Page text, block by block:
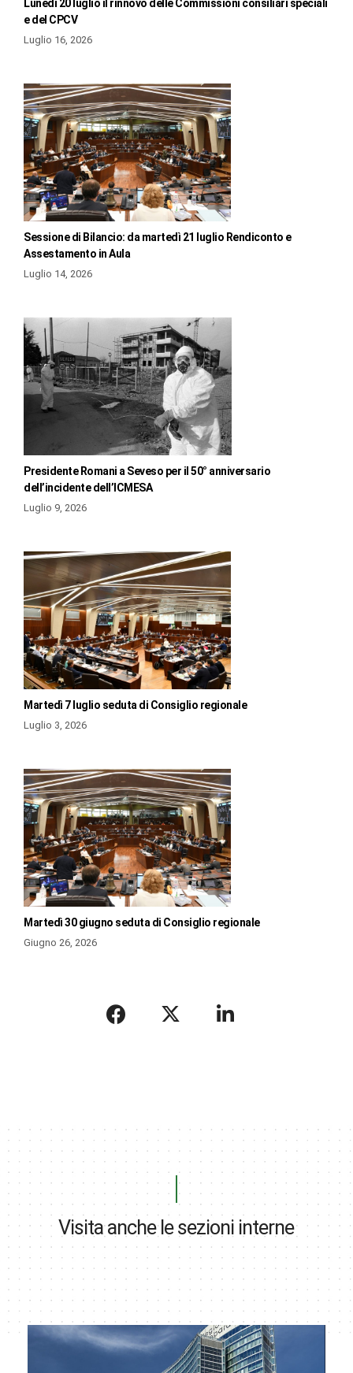
Lunedì 20 luglio il rinnovo delle Commissioni consiliari speciali
e del CPCV
Luglio 16, 2026
Sessione di Bilancio: da martedì 21 luglio Rendiconto e
Assestamento in Aula
Luglio 14, 2026
Presidente Romani a Seveso per il 50° anniversario
dell’incidente dell’ICMESA
Luglio 9, 2026
Martedì 7 luglio seduta di Consiglio regionale
Luglio 3, 2026
Martedì 30 giugno seduta di Consiglio regionale
Giugno 26, 2026
Visita anche le sezioni interne